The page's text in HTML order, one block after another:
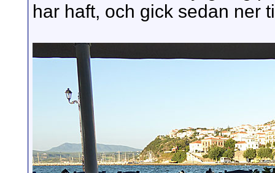
har haft, och gick sedan ner